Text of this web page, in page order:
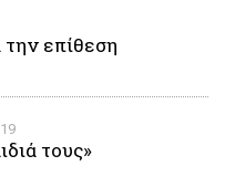
την επίθεση
τους»